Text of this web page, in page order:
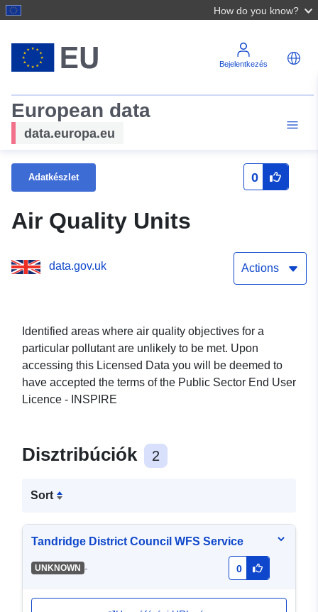
How do you know?
Bejelentkezés
European data
data.europa.eu
Adatkészlet 0
Air Quality Units
data.gov.uk Actions
Identified areas where air quality objectives for a
particular pollutant are unlikely to be met. Upon
accessing this Licensed Data you will be deemed to
have accepted the terms of the Public Sector End User
Licence - INSPIRE
Disztribúciók 2
Sort
Tandridge District Council WFS Service
UNKNOWN - 0